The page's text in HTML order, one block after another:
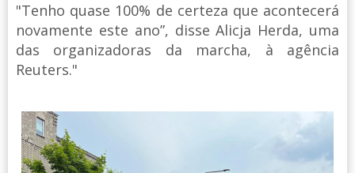
"Tenho quase 100% de certeza que acontecerá
novamente este ano”, disse Alicja Herda, uma
das organizadoras da marcha, à agência
Reuters."